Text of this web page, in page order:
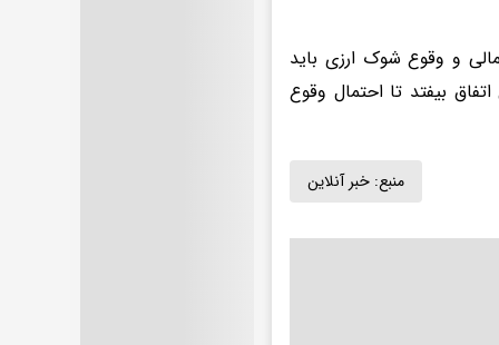
و وقوع شوک ارزی باید
بیفتد تا احتمال وقوع
منبع: خبر آنلاین